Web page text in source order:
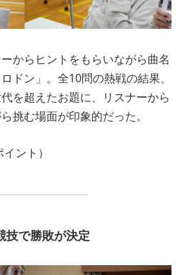
からヒントをもらいながら曲名
ドン」。全10問の熱戦の結果、
を超えたお題に、リスナーから
挑む場面が印象的だった。
ント）
技で勝敗が決定